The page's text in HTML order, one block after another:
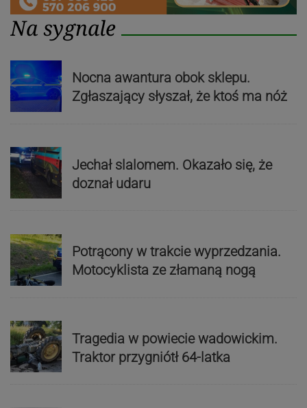
Na sygnale
Nocna awantura obok sklepu.
Zgłaszający słyszał, że ktoś ma nóż
Jechał slalomem. Okazało się, że
doznał udaru
Potrącony w trakcie wyprzedzania.
Motocyklista ze złamaną nogą
Tragedia w powiecie wadowickim.
Traktor przygniótł 64-latka